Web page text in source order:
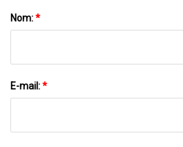
Nom:*
E-mail:*